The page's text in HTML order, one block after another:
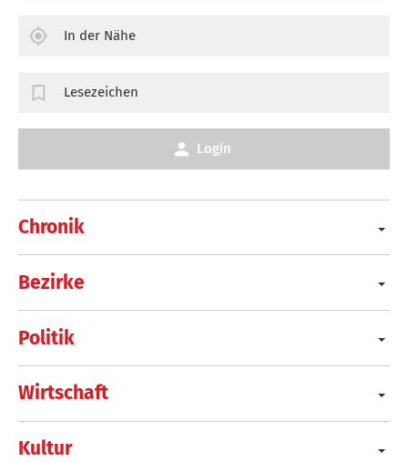
Chronik
Bezirke
Politik
Wirtschaft
Kultur
In der Nähe
Lesezeichen
Login